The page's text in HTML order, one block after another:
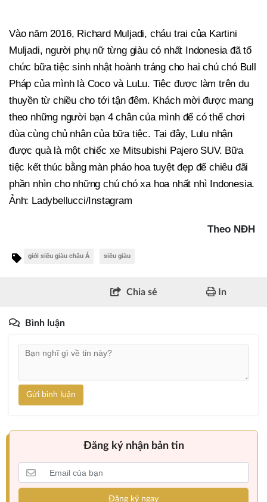
Vào năm 2016, Richard Muljadi, cháu trai của Kartini
Muljadi, người phụ nữ từng giàu có nhất Indonesia đã tổ
chức bữa tiệc sinh nhật hoành tráng cho hai chú chó Bull
Pháp của mình là Coco và LuLu. Tiệc được làm trên du
thuyền từ chiều cho tới tận đêm. Khách mời được mang
theo những người bạn 4 chân của mình để có thể chơi
đùa cùng chủ nhân của bữa tiệc. Tại đây, Lulu nhận
được quà là một chiếc xe Mitsubishi Pajero SUV. Bữa
tiệc kết thúc bằng màn pháo hoa tuyệt đẹp để chiêu đãi
phần nhìn cho những chú chó xa hoa nhất nhì Indonesia.
Ảnh: Ladybellucci/Instagram
Theo NĐH
giới siêu giàu châu Á siêu giàu
Chia sẻ In
Bình luận
Gửi bình luận
Đăng ký nhận bản tin
Đăng ký ngay